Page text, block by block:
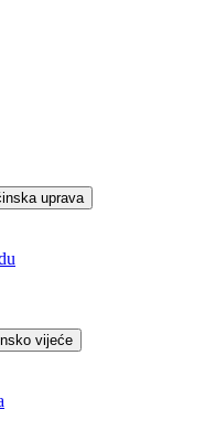
uprava
vijeće